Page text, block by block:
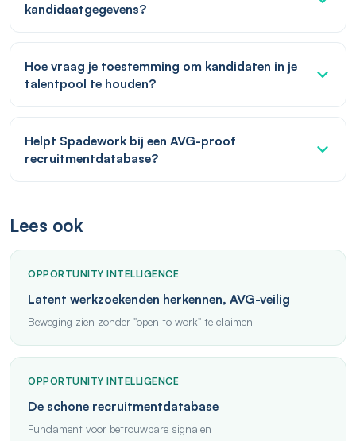
kandidaatgegevens?
Hoe vraag je toestemming om kandidaten in je
talentpool te houden?
Helpt Spadework bij een AVG-proof
recruitmentdatabase?
Lees ook
OPPORTUNITY INTELLIGENCE
Latent werkzoekenden herkennen, AVG-veilig
Beweging zien zonder "open to work" te claimen
OPPORTUNITY INTELLIGENCE
De schone recruitmentdatabase
Fundament voor betrouwbare signalen